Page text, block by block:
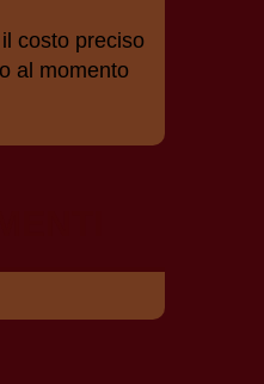
costo preciso
al momento